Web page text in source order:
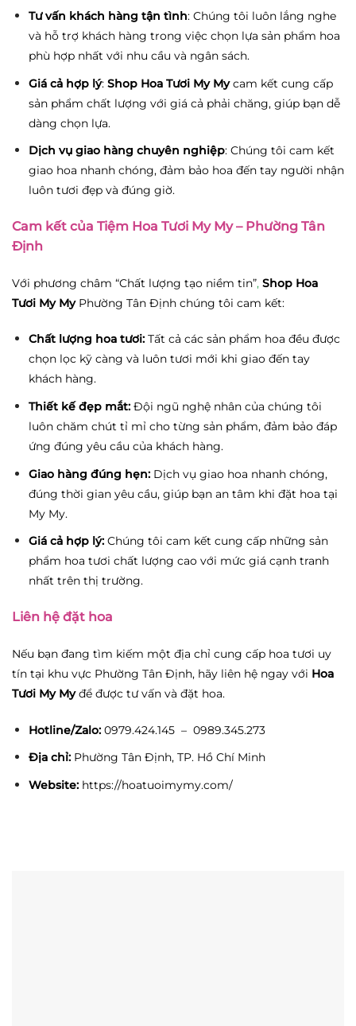
Tư vấn khách hàng tận tình: Chúng tôi luôn lắng nghe
và hỗ trợ khách hàng trong việc chọn lựa sản phẩm hoa
phù hợp nhất với nhu cầu và ngân sách.
Giá cả hợp lý: Shop Hoa Tươi My Mycam kết cung cấp
sản phẩm chất lượng với giá cả phải chăng, giúp bạn dễ
dàng chọn lựa.
Dịch vụ giao hàng chuyên nghiệp: Chúng tôi cam kết
giao hoa nhanh chóng, đảm bảo hoa đến tay người nhận
luôn tươi đẹp và đúng giờ.
Cam kết của Tiệm Hoa Tươi My My – Phường Tân
Định
Với phương châm “Chất lượng tạo niềm tin”, Shop Hoa
Tươi My My Phường Tân Định chúng tôi cam kết:
Chất lượng hoa tươi:Tất cả các sản phẩm hoa đều được
chọn lọc kỹ càng và luôn tươi mới khi giao đến tay
khách hàng.
Thiết kế đẹp mắt:Đội ngũ nghệ nhân của chúng tôi
luôn chăm chút tỉ mỉ cho từng sản phẩm, đảm bảo đáp
ứng đúng yêu cầu của khách hàng.
Giao hàng đúng hẹn:Dịch vụ giao hoa nhanh chóng,
đúng thời gian yêu cầu, giúp bạn an tâm khi đặt hoa tại
My My.
Giá cả hợp lý:Chúng tôi cam kết cung cấp những sản
phẩm hoa tươi chất lượng cao với mức giá cạnh tranh
nhất trên thị trường.
Liên hệ đặt hoa
Nếu bạn đang tìm kiếm một địa chỉ cung cấp hoa tươi uy
tín tại khu vực Phường Tân Định, hãy liên hệ ngay với Hoa
Tươi My Myđể được tư vấn và đặt hoa.
Hotline/Zalo:0979.424.145 – 0989.345.273
Địa chỉ:Phường Tân Định, TP. Hồ Chí Minh
Website: https://hoatuoimymy.com/